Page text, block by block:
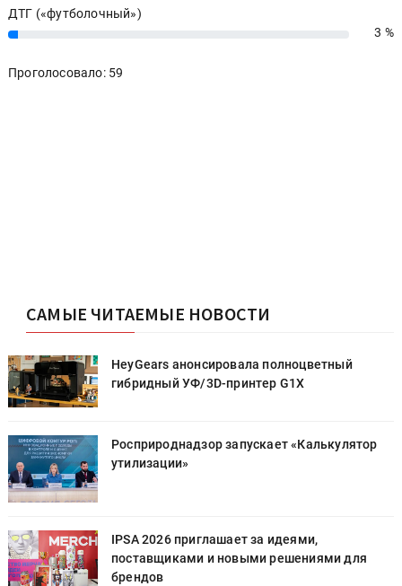
ДТГ («футболочный»)
3% 3 %
Проголосовало: 59
САМЫЕ ЧИТАЕМЫЕ НОВОСТИ
HeyGears анонсировала полноцветный
гибридный УФ/3D-принтер G1X
Росприроднадзор запускает «Калькулятор
утилизации»
IPSA 2026 приглашает за идеями,
поставщиками и новыми решениями для
брендов